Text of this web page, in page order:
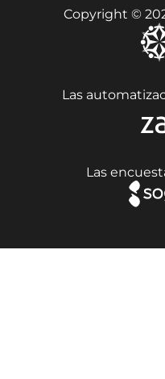
Copyright ©
Las
Las